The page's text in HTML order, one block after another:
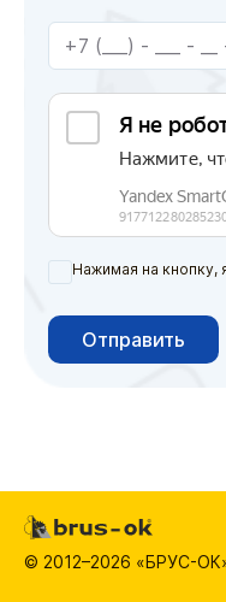
Нажимая на кнопку,
Отправить
© 2012–2026 «БРУС-